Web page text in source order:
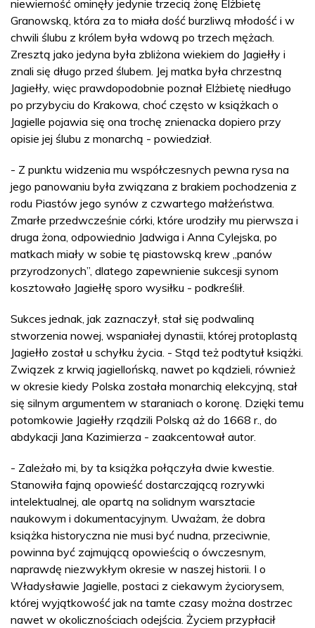
niewierność ominęły jedynie trzecią żonę Elżbietę
Granowską, która za to miała dość burzliwą młodość i w
chwili ślubu z królem była wdową po trzech mężach.
Zresztą jako jedyna była zbliżona wiekiem do Jagiełły i
znali się długo przed ślubem. Jej matka była chrzestną
Jagiełły, więc prawdopodobnie poznał Elżbietę niedługo
po przybyciu do Krakowa, choć często w książkach o
Jagielle pojawia się ona trochę znienacka dopiero przy
opisie jej ślubu z monarchą - powiedział.
- Z punktu widzenia mu współczesnych pewna rysa na
jego panowaniu była związana z brakiem pochodzenia z
rodu Piastów jego synów z czwartego małżeństwa.
Zmarłe przedwcześnie córki, które urodziły mu pierwsza i
druga żona, odpowiednio Jadwiga i Anna Cylejska, po
matkach miały w sobie tę piastowską krew „panów
przyrodzonych”, dlatego zapewnienie sukcesji synom
kosztowało Jagiełłę sporo wysiłku - podkreślił.
Sukces jednak, jak zaznaczył, stał się podwaliną
stworzenia nowej, wspaniałej dynastii, której protoplastą
Jagiełło został u schyłku życia. - Stąd też podtytuł książki.
Związek z krwią jagiellońską, nawet po kądzieli, również
w okresie kiedy Polska została monarchią elekcyjną, stał
się silnym argumentem w staraniach o koronę. Dzięki temu
potomkowie Jagiełły rządzili Polską aż do 1668 r., do
abdykacji Jana Kazimierza - zaakcentował autor.
- Zależało mi, by ta książka połączyła dwie kwestie.
Stanowiła fajną opowieść dostarczającą rozrywki
intelektualnej, ale opartą na solidnym warsztacie
naukowym i dokumentacyjnym. Uważam, że dobra
książka historyczna nie musi być nudna, przeciwnie,
powinna być zajmującą opowieścią o ówczesnym,
naprawdę niezwykłym okresie w naszej historii. I o
Władysławie Jagielle, postaci z ciekawym życiorysem,
której wyjątkowość jak na tamte czasy można dostrzec
nawet w okolicznościach odejścia. Życiem przypłacił